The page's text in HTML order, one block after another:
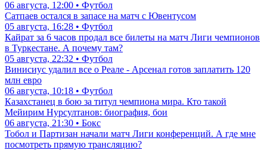
06 августа, 12:00 • Футбол
Сатпаев остался в запасе на матч с Ювентусом
05 августа, 16:28 • Футбол
Кайрат за 6 часов продал все билеты на матч Лиги чемпионов
в Туркестане. А почему там?
05 августа, 22:32 • Футбол
Винисиус удалил все о Реале - Арсенал готов заплатить 120
млн евро
06 августа, 10:18 • Футбол
Казахстанец в бою за титул чемпиона мира. Кто такой
Мейирим Нурсултанов: биография, бои
06 августа, 21:30 • Бокс
Тобол и Партизан начали матч Лиги конференций. А где мне
посмотреть прямую трансляцию?